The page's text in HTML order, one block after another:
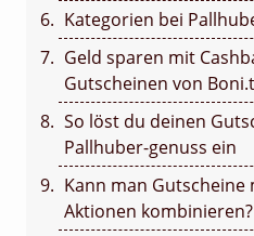
Kategorien bei
Geld sparen mit
Gutscheinen von
So löst du deinen
Pallhuber-genuss ein
Kann man Gutscheine
Aktionen kombinieren?